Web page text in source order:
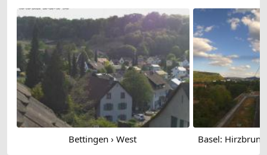
Bettingen › West